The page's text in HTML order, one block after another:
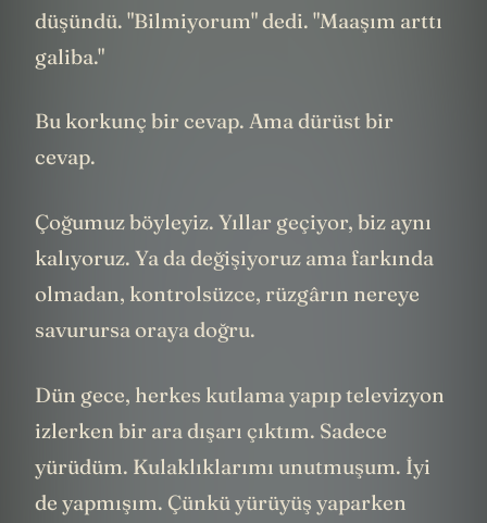
düşündü. "Bilmiyorum" dedi. "Maaşım arttı
galiba."
Bu korkunç bir cevap. Ama dürüst bir
cevap.
Çoğumuz böyleyiz. Yıllar geçiyor, biz aynı
kalıyoruz. Ya da değişiyoruz ama farkında
olmadan, kontrolsüzce, rüzgârın nereye
savurursa oraya doğru.
Dün gece, herkes kutlama yapıp televizyon
izlerken bir ara dışarı çıktım. Sadece
yürüdüm. Kulaklıklarımı unutmuşum. İyi
de yapmışım. Çünkü yürüyüş yaparken